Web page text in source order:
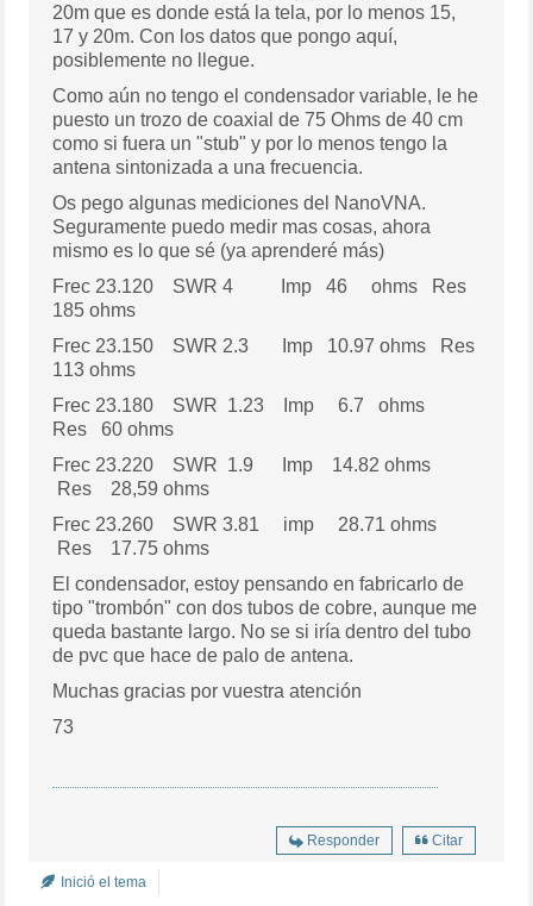
20m que es donde está la tela, por lo menos 15,
17 y 20m. Con los datos que pongo aquí,
posiblemente no llegue.
Como aún no tengo el condensador variable, le he
puesto un trozo de coaxial de 75 Ohms de 40 cm
como si fuera un "stub" y por lo menos tengo la
antena sintonizada a una frecuencia.
Os pego algunas mediciones del NanoVNA.
Seguramente puedo medir mas cosas, ahora
mismo es lo que sé (ya aprenderé más)
Frec 23.120 SWR 4 Imp 46 ohms Res
185 ohms
Frec 23.150 SWR 2.3 Imp 10.97 ohms Res
113 ohms
Frec 23.180 SWR 1.23 Imp 6.7 ohms
Res 60 ohms
Frec 23.220 SWR 1.9 Imp 14.82 ohms
Res 28,59 ohms
Frec 23.260 SWR 3.81 imp 28.71 ohms
Res 17.75 ohms
El condensador, estoy pensando en fabricarlo de
tipo "trombón" con dos tubos de cobre, aunque me
queda bastante largo. No se si iría dentro del tubo
de pvc que hace de palo de antena.
Muchas gracias por vuestra atención
73
Responder Citar
Inició el tema